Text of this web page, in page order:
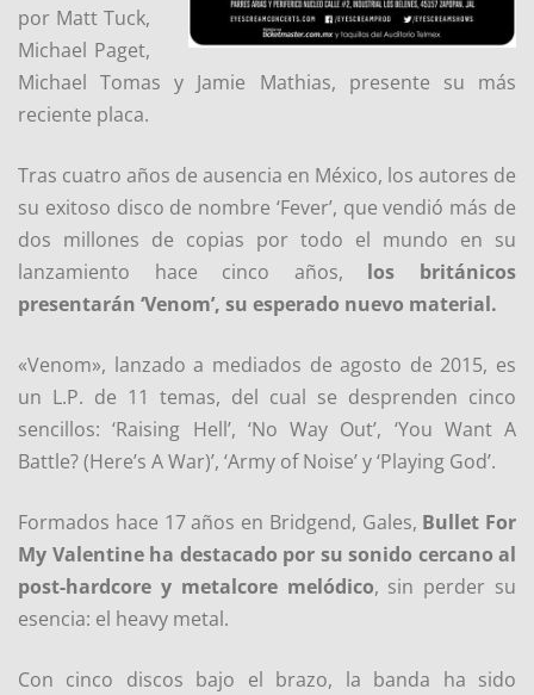
por Matt Tuck,
Michael Paget,
Michael Tomas y Jamie Mathias, presente su más
reciente placa.
Tras cuatro años de ausencia en México, los autores de
su exitoso disco de nombre ‘Fever’, que vendió más de
dos millones de copias por todo el mundo en su
lanzamiento hace cinco años, los británicos
presentarán ‘Venom’, su esperado nuevo material.
«Venom», lanzado a mediados de agosto de 2015, es
un L.P. de 11 temas, del cual se desprenden cinco
sencillos: ‘Raising Hell’, ‘No Way Out’, ‘You Want A
Battle? (Here’s A War)’, ‘Army of Noise’ y ‘Playing God’.
Formados hace 17 años en Bridgend, Gales, Bullet For
My Valentine ha destacado por su sonido cercano al
post-hardcore y metalcore melódico, sin perder su
esencia: el heavy metal.
Con cinco discos bajo el brazo, la banda ha sido